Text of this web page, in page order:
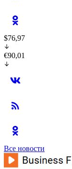
$76,97
€90,01
Все новости